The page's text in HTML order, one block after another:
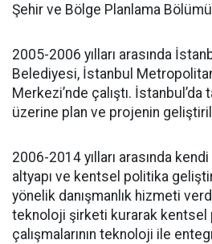
Şehir ve Bölge Planlama
2005-2006 yılları arasında
Belediyesi, İstanbul
Merkezi’nde çalıştı. İstanbul’da
üzerine plan ve projenin
2006-2014 yılları arasında
altyapı ve kentsel politika
yönelik danışmanlık hizmeti
teknoloji şirketi kurarak kentsel
çalışmalarının teknoloji ile